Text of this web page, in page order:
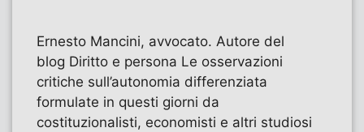
Ernesto Mancini, avvocato. Autore del
blog Diritto e persona Le osservazioni
critiche sull’autonomia differenziata
formulate in questi giorni da
costituzionalisti, economisti e altri studiosi